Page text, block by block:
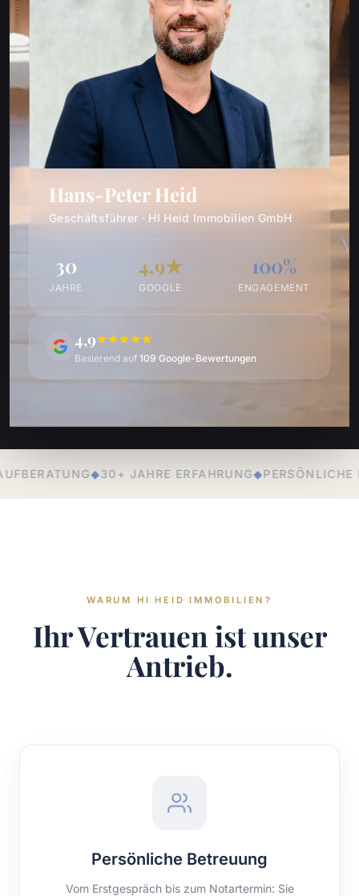
Hans-Peter Heid
Geschäftsführer · HI Heid Immobilien GmbH
30
JAHRE
4,9★
GOOGLE
100%
ENGAGEMENT
4,9
Basierend auf 109 Google-Bewertungen
ERFAHRUNG◆PERSÖNLICHE BETREUUNG◆LOKALE
WARUM HI HEID IMMOBILIEN?
Ihr Vertrauen ist unser
Antrieb.
Persönliche Betreuung
Vom Erstgespräch bis zum Notartermin: Sie